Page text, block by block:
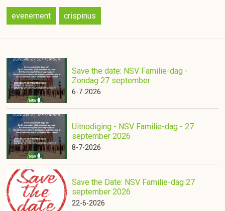
evenement crispinus
Save the date: NSV Familie-dag -
Zondag 27 september
6-7-2026
Uitnodiging - NSV Familie-dag - 27
september 2026
8-7-2026
Save the Date: NSV Familie-dag 27
september 2026
22-6-2026